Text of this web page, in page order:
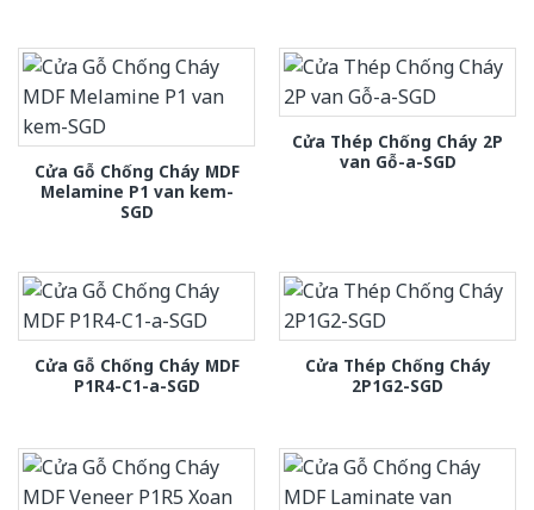
Cửa Gỗ Chống Cháy MDF
Melamine P1 van kem-
SGD
Cửa Thép Chống Cháy 2P
van Gỗ-a-SGD
Cửa Gỗ Chống Cháy MDF
P1R4-C1-a-SGD
Cửa Thép Chống Cháy
2P1G2-SGD